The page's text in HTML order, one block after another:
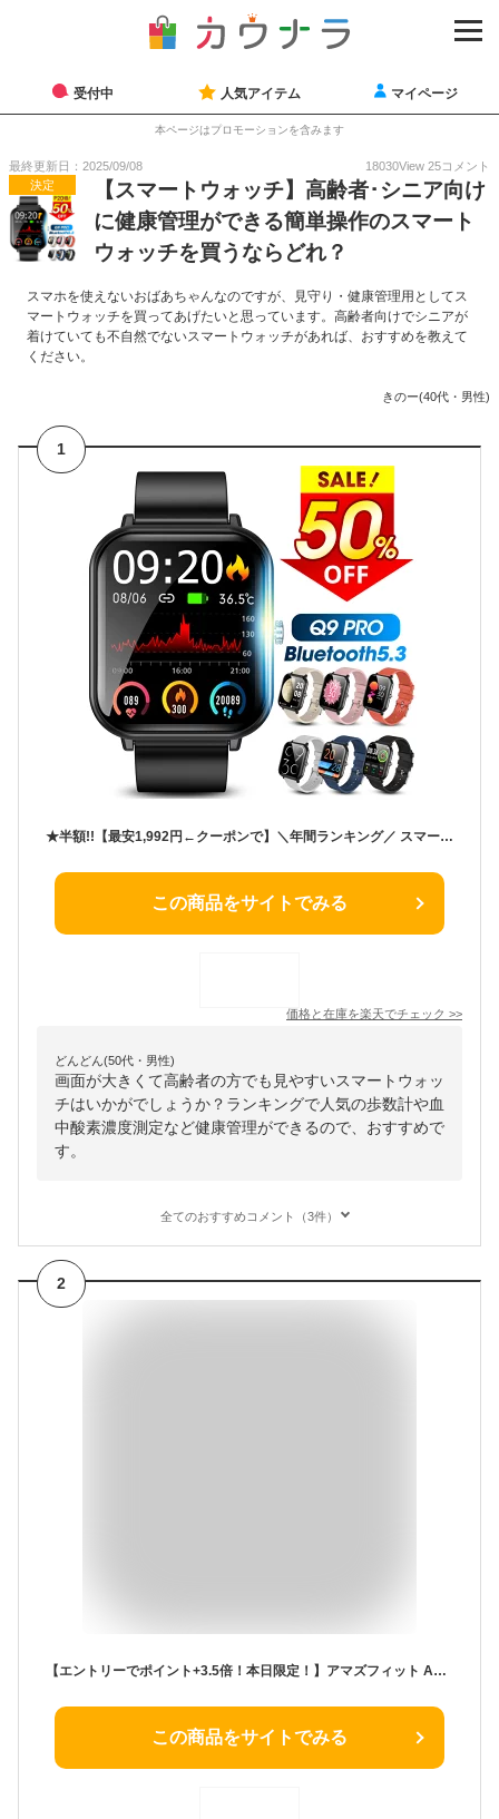
受付中 人気アイテム マイページ
本ページはプロモーションを含みます
最終更新日：2025/09/08 18030View 25コメント
決定
【スマートウォッチ】高齢者･シニア向け
に健康管理ができる簡単操作のスマート
ウォッチを買うならどれ？
スマホを使えないおばあちゃんなのですが、見守り・健康管理用としてス
マートウォッチを買ってあげたいと思っています。高齢者向けでシニアが
着けていても不自然でないスマートウォッチがあれば、おすすめを教えて
ください。
きのー(40代・男性)
1
★半額!!【最安1,992円←クーポンで】＼年間ランキング／ スマートウォッチ 心拍数 1.9インチ超大画面 腕時計 レディース 歩数計 スマートウォッチ メンズ 7色展開 IP68防水 GPS連携 Line 着信通知 睡眠検測 GPS連携 日本語 プレゼント iphone&android 送料無料
この商品をサイトでみる
価格と在庫を楽天でチェック >>
どんどん(50代・男性)
画面が大きくて高齢者の方でも見やすいスマートウォッ
チはいかがでしょうか？ランキングで人気の歩数計や血
中酸素濃度測定など健康管理ができるので、おすすめで
す。
全てのおすすめコメント（3件）
2
【エントリーでポイント+3.5倍！本日限定！】アマズフィット AMAZFIT スマートウォッチ Band 7 ベージュ 腕時計 メンズ レディース 健康管理 心拍計 血中酸素 android対応 SP170049C15
この商品をサイトでみる